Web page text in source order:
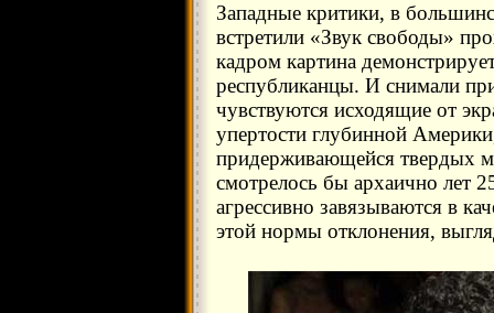
Западные критики, в
встретили «Звук свободы»
кадром картина
республиканцы. И снимали
чувствуются исходящие от
упертости глубинной
придерживающейся твердых
смотрелось бы архаично лет
агрессивно завязываются в
этой нормы отклонения,